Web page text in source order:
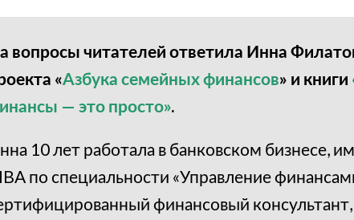
вопросы читателей ответила Инна
«Азбука семейных финансов» и книги
— это просто».
10 лет работала в банковском бизнесе,
по специальности «Управление
финансовый